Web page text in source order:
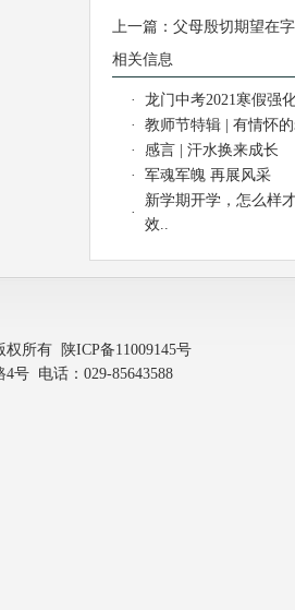
上一篇： 父母殷切期望在
相关信息
·
龙门中考2021寒假强
·
教师节特辑 | 有情怀
·
感言 | 汗水换来成长
·
军魂军魄 再展风采
·
新学期开学，怎么样
效..
权所有
陕ICP备11009145号
号 电话：029-85643588